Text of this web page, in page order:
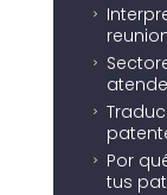
5
5
5
5
Por
tus